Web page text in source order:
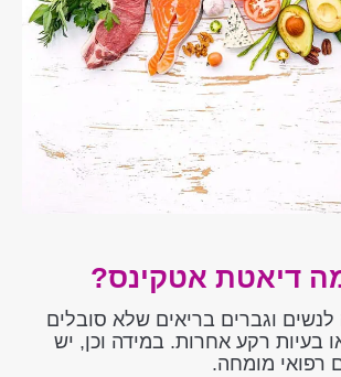
דיאטת אטקינס?
וגברים בריאים שלא סובלים
בעיות רקע אחרות. במידה וכן, יש
רפואי מומחה.